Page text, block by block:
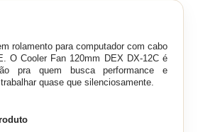
rolamento para computador com cabo
O Cooler Fan 120mm DEX DX-12C é
pra quem busca performance e
quase que silenciosamente.